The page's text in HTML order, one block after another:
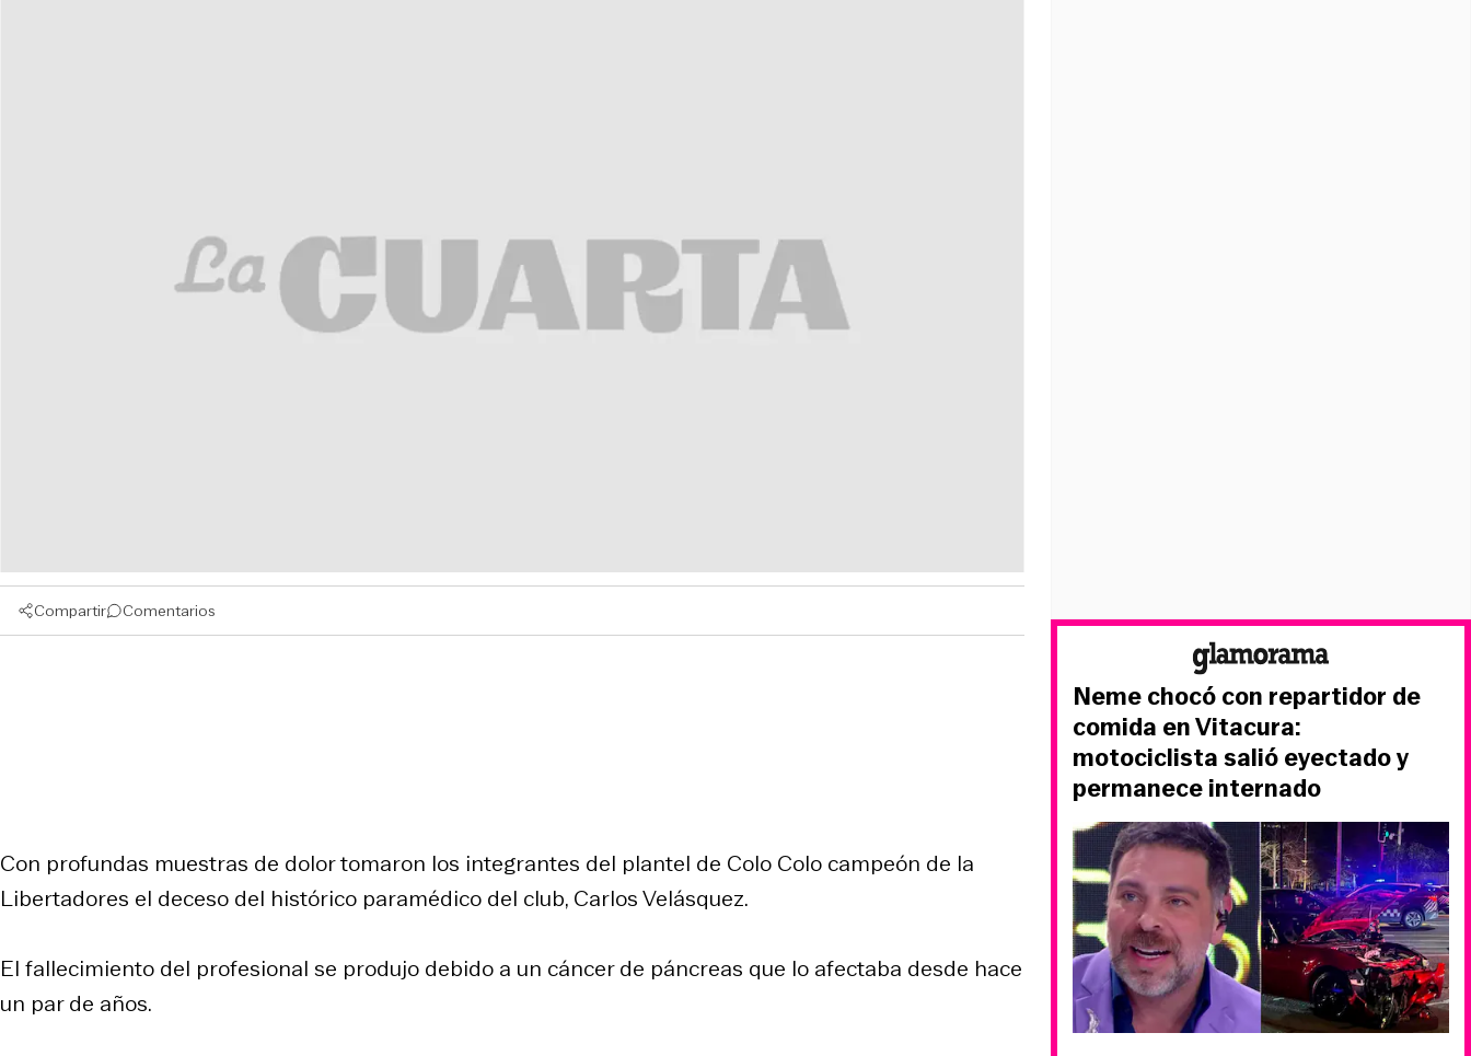
Compartir Comentarios
Con profundas muestras de dolor tomaron los integrantes del plantel de Colo Colo campeón de la
Libertadores el deceso del histórico paramédico del club, Carlos Velásquez.
El fallecimiento del profesional se produjo debido a un cáncer de páncreas que lo afectaba desde hace
un par de años.
Neme chocó con repartidor de
comida en Vitacura:
motociclista salió eyectado y
permanece internado